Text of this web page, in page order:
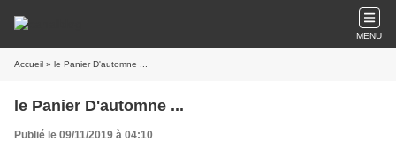
MENU
Accueil » le Panier D'automne ...
le Panier D'automne ...
Publié le 09/11/2019 à 04:10